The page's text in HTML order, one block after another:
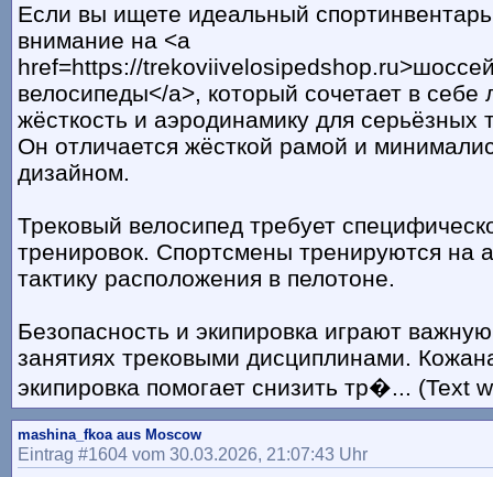
Если вы ищете идеальный
внимание на <a
href=https://
велосипеды</a>, который сочетает в себе
жёсткость и аэродинамику для серьёзных
Он отличается жёсткой рамой и
дизайном.
Трековый велосипед требует
тренировок. Спортсмены тренируются на
тактику расположения в пелотоне.
Безопасность и экипировка играют
занятиях трековыми дисциплинами.
экипировка помогает снизить тр�... (Text
mashina_fkoa aus Moscow
Eintrag #1604 vom 30.03.2026, 21:07:43 Uhr